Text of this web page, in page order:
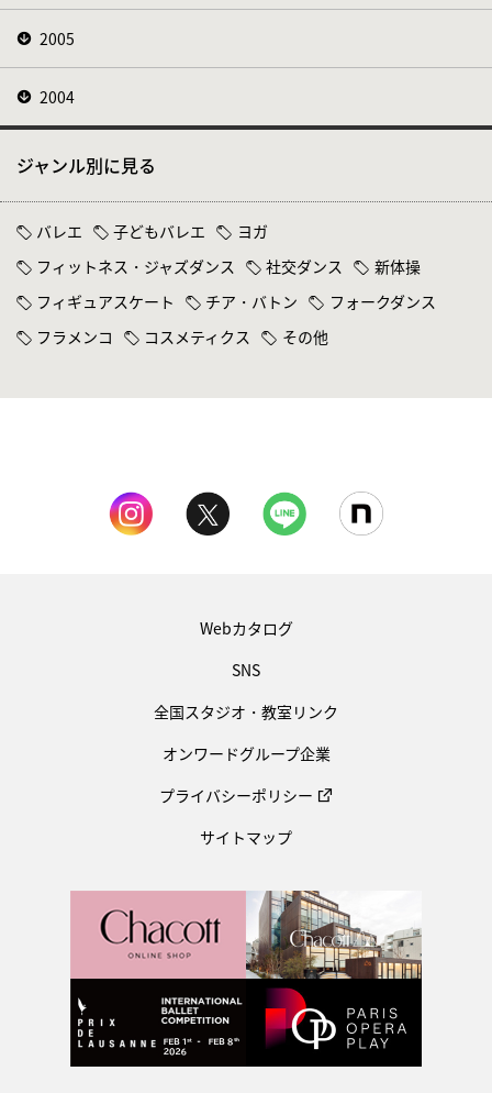
2005
2004
ジャンル別に見る
バレエ 子どもバレエ
ヨガ
フィットネス・ジャズダンス
社交ダンス
新体操
フィギュアスケート
チア・バトン
フォークダンス
フラメンコ
コスメティクス その他
Webカタログ
SNS
全国スタジオ・教室リンク
オンワードグループ企業
プライバシーポリシー
サイトマップ